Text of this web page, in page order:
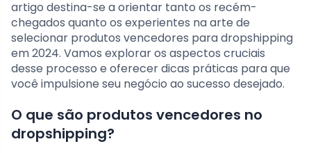
artigo destina-se a orientar tanto os recém-
chegados quanto os experientes na arte de
selecionar produtos vencedores para dropshipping
em 2024. Vamos explorar os aspectos cruciais
desse processo e oferecer dicas práticas para que
você impulsione seu negócio ao sucesso desejado.
O que são produtos vencedores no
dropshipping?